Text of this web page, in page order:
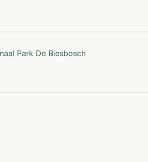
individuele passagiers tot grote groepen:
Park De Biesbosch